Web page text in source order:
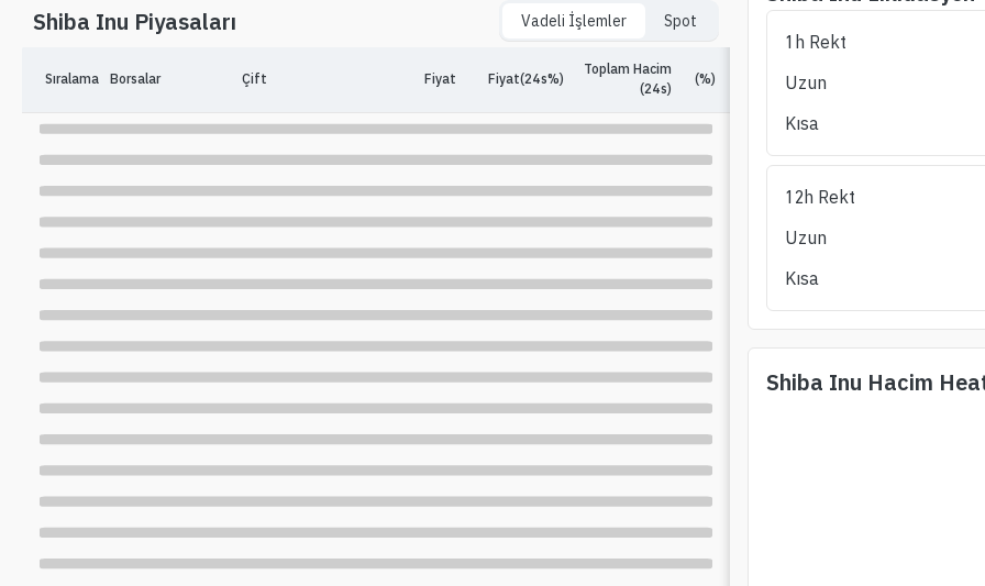
Shiba Inu Piyasaları Vadeli İşlemler Spot
Sıralama Borsalar Çift Fiyat Fiyat(24s%)
Toplam Hacim
(24s)
(%) Açık Faiz
1h Rekt
Uzun
Kısa
12h Rekt
Uzun
Kısa
Shiba Inu Hacim